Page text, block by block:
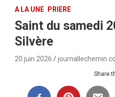
A LA UNE PRIERE
Saint du samedi
Silvère
20 juin 2026
Share